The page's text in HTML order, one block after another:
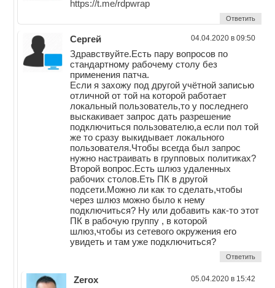
https://t.me/rdpwrap
Ответить
Сергей 04.04.2020 в 09:50
Здравствуйте.Есть пару вопросов по
стандартному рабочему столу без
применения патча.
Если я захожу под другой учётной записью
отличной от той на которой работает
локальный пользователь,то у последнего
выскакивает запрос дать разрешение
подключиться пользователю,а если пол той
же то сразу выкидывает локального
пользователя.Чтобы всегда был запрос
нужно настраивать в групповых политиках?
Второй вопрос.Есть шлюз удаленных
рабочих столов.Еть ПК в другой
подсети.Можно ли как то сделать,чтобы
через шлюз можно было к нему
подключиться? Ну или добавить как-то этот
ПК в рабочую группу , в которой
шлюз,чтобы из сетевого окружения его
увидеть и там уже подключиться?
Ответить
Zerox 05.04.2020 в 15:42